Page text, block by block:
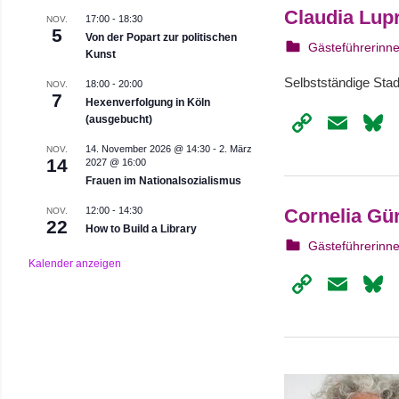
Claudia
22. August 2023
webmam
Selbstständige
Copy
Cornelia
22. August 2023
webmam
Copy
NOV.
5
17:00 - 18:30
Von der Popart zur politischen
Kunst
NOV.
7
18:00 - 20:00
Hexenverfolgung in Köln
(ausgebucht)
NOV.
14
14. November 2026 @ 14:30 - 2. März
2027 @ 16:00
Frauen im Nationalsozialismus
NOV.
22
12:00 - 14:30
How to Build a Library
Kalender anzeigen